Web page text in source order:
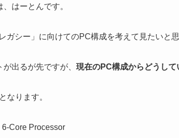
はーとんです。
ガシー」に向けてのPC構成を考えて見たいと思
出るが先ですが、 現在のPC構成からどうして
なります。
Core Processor